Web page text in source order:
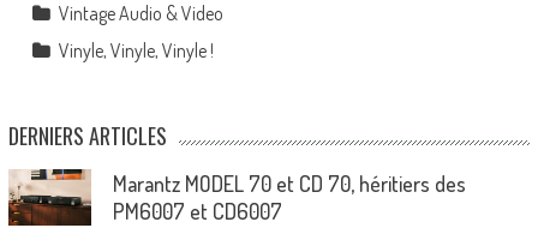
Vintage Audio & Video
Vinyle, Vinyle, Vinyle !
DERNIERS ARTICLES
Marantz MODEL 70 et CD 70, héritiers des
PM6007 et CD6007